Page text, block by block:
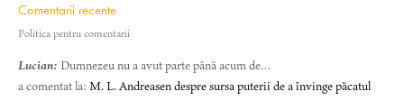
Comentarii recente
Politica pentru comentarii
Lucian: Dumnezeu nu a avut parte până acum de…
a comentat la: M. L. Andreasen despre sursa puterii de a învinge păcatul